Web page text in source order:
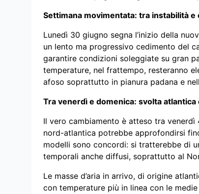
Settimana movimentata: tra instabilità e
Lunedì 30 giugno segna l’inizio della
un lento ma progressivo cedimento del
garantire condizioni soleggiate su gran
temperature, nel frattempo, resteranno
afoso soprattutto in pianura padana e
Tra venerdì e domenica: svolta atlantica
Il vero cambiamento è atteso tra
nord-atlantica potrebbe approfondirsi
modelli sono concordi: si tratterebbe di
temporali anche diffusi, soprattutto al
Le masse d’aria in arrivo, di origine
con temperature più in linea con le